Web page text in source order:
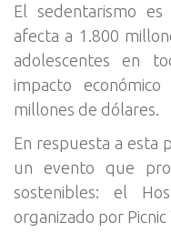
El sedentarismo
afecta a 1.800
adolescentes en
impacto
millones de dólares.
En respuesta a esta
un evento que
sostenibles: el
organizado por Picnic